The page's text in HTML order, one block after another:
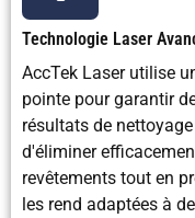
Nettoyage
nécessaire
d'exploitation
Technologie Laser
AccTek Laser utilise
pointe pour garantir
résultats de
d'éliminer
revêtements tout en
les rend adaptées à